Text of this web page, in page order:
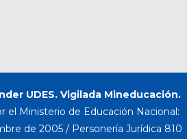
UDES. Vigilada Mineducación.
el Ministerio de Educación Nacional:
de 2005 / Personería Jurídica 810